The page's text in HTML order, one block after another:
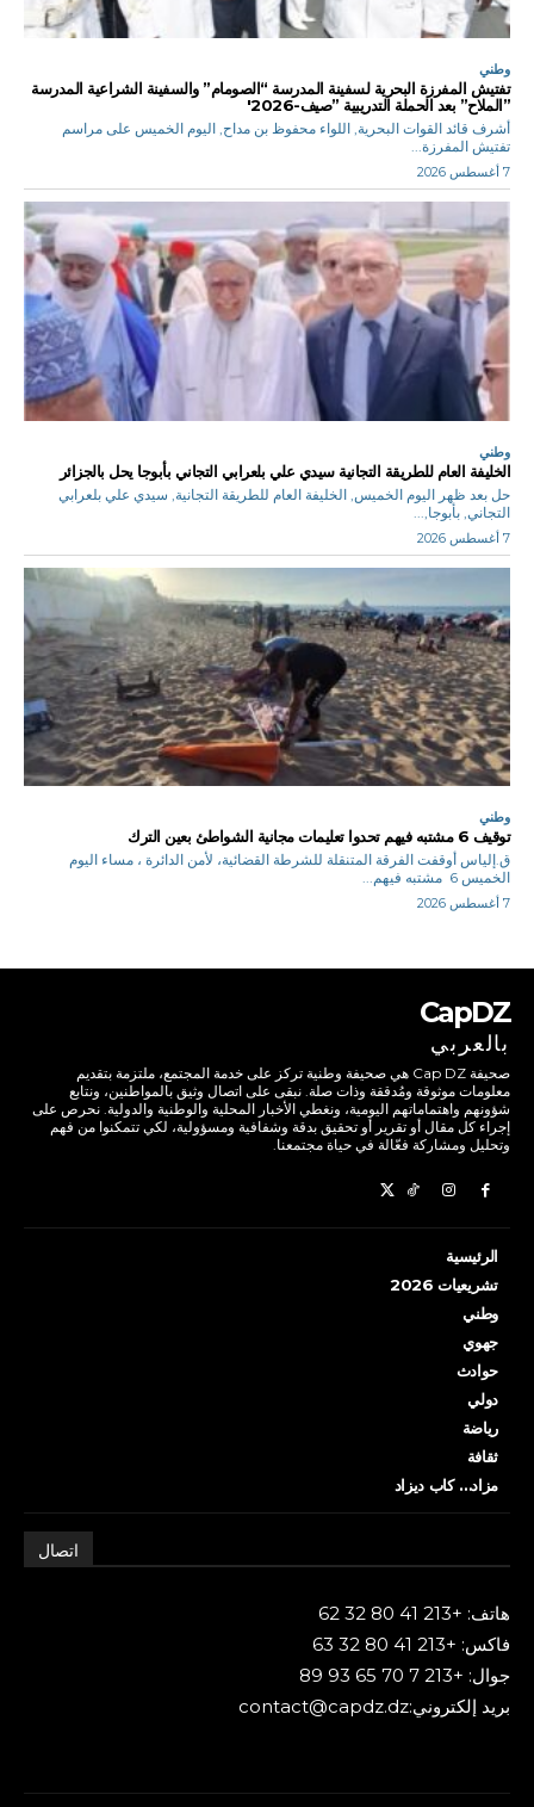
وطني
تفتيش المفرزة البحرية لسفينة المدرسة “الصومام” والسفينة الشراعية المدرسة
”الملاح” بعد الحملة التدريبية ”صيف-2026′
أشرف قائد القوات البحرية, اللواء محفوظ بن مداح, اليوم الخميس على مراسم
تفتيش المفرزة...
7 أغسطس 2026
وطني
الخليفة العام للطريقة التجانية سيدي علي بلعرابي التجاني بأبوجا يحل بالجزائر
حل بعد ظهر اليوم الخميس, الخليفة العام للطريقة التجانية, سيدي علي بلعرابي
التجاني, بأبوجا,...
7 أغسطس 2026
وطني
توقيف 6 مشتبه فيهم تحدوا تعليمات مجانية الشواطئ بعين الترك
ق.إلياس أوقفت الفرقة المتنقلة للشرطة القضائية، لأمن الدائرة ، مساء اليوم
الخميس 6 مشتبه فيهم...
7 أغسطس 2026
CapDZ
بالعربي
صحيفة Cap DZ هي صحيفة وطنية تركز على خدمة المجتمع، ملتزمة بتقديم
معلومات موثوقة ومُدققة وذات صلة. نبقى على اتصال وثيق بالمواطنين، ونتابع
شؤونهم واهتماماتهم اليومية، ونغطي الأخبار المحلية والوطنية والدولية. نحرص على
إجراء كل مقال أو تقرير أو تحقيق بدقة وشفافية ومسؤولية، لكي تتمكنوا من فهم
وتحليل ومشاركة فعّالة في حياة مجتمعنا.
الرئيسية
تشريعيات 2026
وطني
جهوي
حوادث
دولي
رياضة
ثقافة
مزاد… كاب ديزاد
اتصال
هاتف: +213 41 80 32 62
فاكس: +213 41 80 32 63
جوال: +213 7 70 65 93 89
بريد إلكتروني:contact@capdz.dz